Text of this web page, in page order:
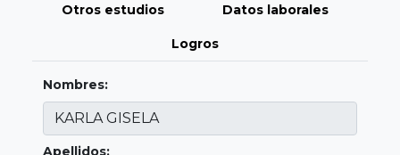
Otros estudios Datos laborales
Logros
Nombres:
Apellidos: